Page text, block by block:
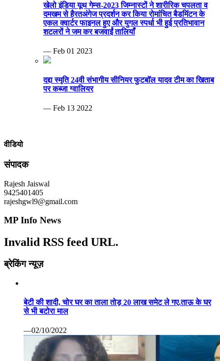
खेलो इंडिया यूथ गेम्स-2023 जिम्नास्टों ने शारीरिक चपलता व
दमखम से हैरतअंगेज प्रदर्शन कर किया रोमांचित बैडमिंटन के
एकल क्वार्टर फाइनल हुए और युगल स्पर्धा भी हुई प्रतिभावान
शटलरों ने जम कर बजवाईं तालियाँ
— Feb 01 2023
दद्दा स्मृति 24वी संभागीय सीनियर फुटबॉल यादव टीम का खिताब
पर कब्जा ग्वालियर
— Feb 13 2022
वीडियो
संपादक
Rajesh Jaiswal
9425401405
rajeshgwl9@gmail.com
MP Info News
Invalid RSS feed URL.
ब्रेकिंग न्यूज़
बेटी की शादी, चोर घर का ताला तोड़ 20 लाख समेट ले गए.ताऊ के घर
से भी बटोरा माल
—02/10/2022